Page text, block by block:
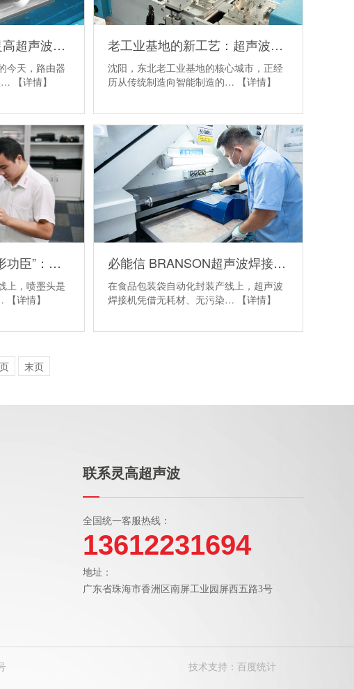
无声的精密革命：灵高超声波焊接如何重塑路由器外壳制造？
今天，路由器
…
【详情】
老工业基地的新工艺：超声波焊接如何助力沈阳制造转型？
沈阳，东北老工业基地的核心城市，正经
历从传统制造向智能制造的…
【详情】
精密打印背后的“隐形功臣”：灵高超声波焊接如何让喷墨头支架更可靠？
上，喷墨头是
【详情】
必能信 BRANSON超声波焊接继电器失效怎么办？灵高超声波“四步维修法”精准破局
在食品包装袋自动化封装产线上，超声波
焊接机凭借无耗材、无污染…
【详情】
末页
联系灵高超声波
全国统一客服热线：
13612231694
地址：
广东省珠海市香洲区南屏工业园屏西五路3号
技术支持： 百度统计